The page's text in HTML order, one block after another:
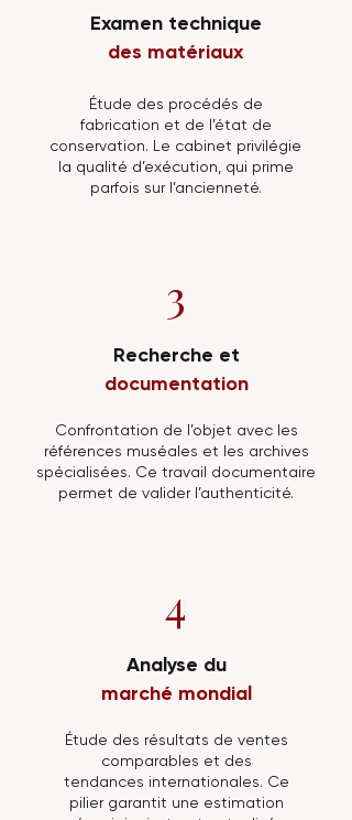
Examen technique
des matériaux
Étude des procédés de
fabrication et de l’état de
conservation. Le cabinet privilégie
la qualité d’exécution, qui prime
parfois sur l’ancienneté.
3
Recherche et
documentation
Confrontation de l’objet avec les
références muséales et les archives
spécialisées. Ce travail documentaire
permet de valider l’authenticité.
4
Analyse du
marché mondial
Étude des résultats de ventes
comparables et des
tendances internationales. Ce
pilier garantit une estimation